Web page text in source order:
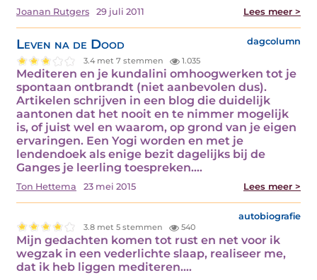
Joanan Rutgers 29 juli 2011 Lees meer >
Leven na de Dood dagcolumn
3.4 met 7 stemmen 1.035
Mediteren en je kundalini omhoogwerken tot je
spontaan ontbrandt (niet aanbevolen dus).
Artikelen schrijven in een blog die duidelijk
aantonen dat het nooit en te nimmer mogelijk
is, of juist wel en waarom, op grond van je eigen
ervaringen. Een Yogi worden en met je
lendendoek als enige bezit dagelijks bij de
Ganges je leerling toespreken.…
Ton Hettema 23 mei 2015 Lees meer >
autobiografie
3.8 met 5 stemmen 540
Mijn gedachten komen tot rust en net voor ik
wegzak in een vederlichte slaap, realiseer me,
dat ik heb liggen mediteren.…